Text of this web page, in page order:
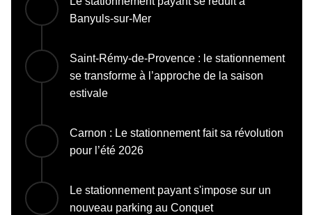
Banyuls-sur-Mer
Saint-Rémy-de-Provence : le stationnement
se transforme à l’approche de la saison
estivale
Carnon : Le stationnement fait sa révolution
pour l’été 2026
Le stationnement payant s'impose sur un
nouveau parking au Conquet